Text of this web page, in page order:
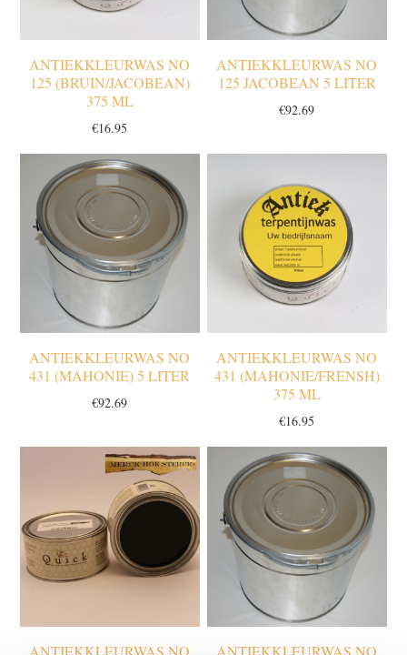
ANTIEKKLEURWAS NO
125 (BRUIN/JACOBEAN)
375 ML
€16.95
ANTIEKKLEURWAS NO
125 JACOBEAN 5 LITER
€92.69
ANTIEKKLEURWAS NO
431 (MAHONIE) 5 LITER
€92.69
ANTIEKKLEURWAS NO
431 (MAHONIE/FRENSH)
375 ML
€16.95
ANTIEKKLEURWAS NO
ANTIEKKLEURWAS NO